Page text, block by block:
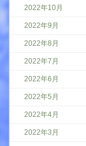
2022年10月
2022年9月
2022年8月
2022年7月
2022年6月
2022年5月
2022年4月
2022年3月